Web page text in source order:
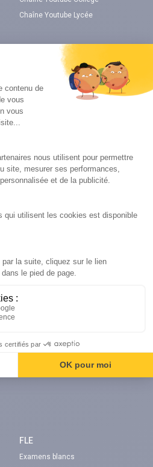
Chaîne Youtube Lycée
Nos applications
Application Android Pitangoo
Application iOS Pitangoo
Code gratuit
FLE
Examens blancs